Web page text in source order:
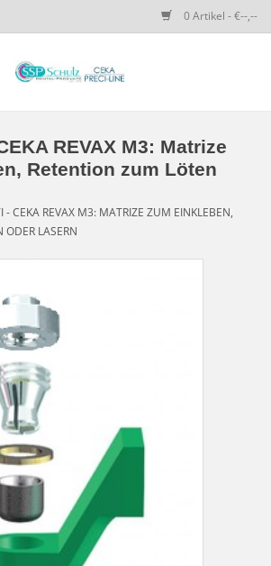
0 Artikel - €--,--
REVAX M3: Matrize
Retention zum Löten
- CEKA REVAX M3: MATRIZE ZUM EINKLEBEN,
ODER LASERN